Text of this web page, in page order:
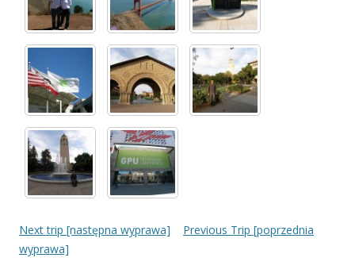
Next trip [następna wyprawa]
Previous Trip [poprzednia
wyprawa]